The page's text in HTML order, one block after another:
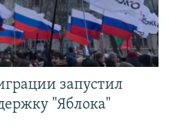
запустил
"Яблока"